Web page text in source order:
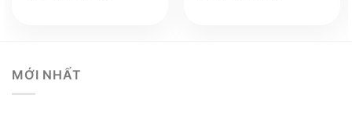
MỚI NHẤT